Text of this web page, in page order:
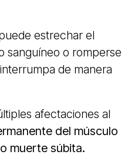
estrechar el
sanguíneo o romperse
de manera
afectaciones al
del músculo
muerte súbita.